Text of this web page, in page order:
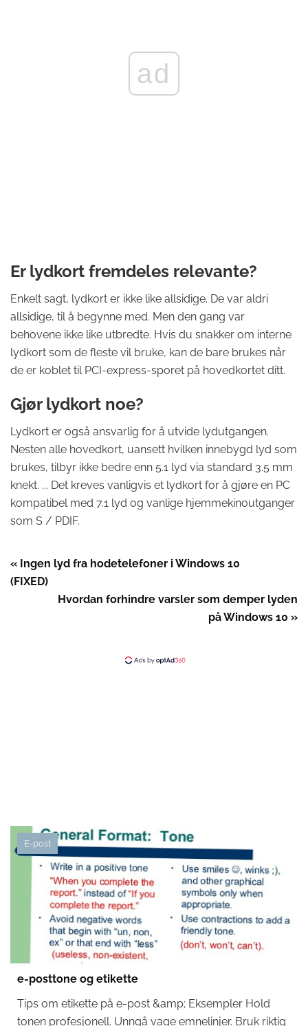
ad
Er lydkort fremdeles relevante?
Enkelt sagt, lydkort er ikke like allsidige. De var aldri
allsidige, til å begynne med. Men den gang var
behovene ikke like utbredte. Hvis du snakker om interne
lydkort som de fleste vil bruke, kan de bare brukes når
de er koblet til PCI-express-sporet på hovedkortet ditt.
Gjør lydkort noe?
Lydkort er også ansvarlig for å utvide lydutgangen.
Nesten alle hovedkort, uansett hvilken innebygd lyd som
brukes, tilbyr ikke bedre enn 5.1 lyd via standard 3.5 mm
knekt. ... Det kreves vanligvis et lydkort for å gjøre en PC
kompatibel med 7.1 lyd og vanlige hjemmekinoutganger
som S / PDIF.
« Ingen lyd fra hodetelefoner i Windows 10
(FIXED)
Hvordan forhindre varsler som demper lyden
på Windows 10 »
E-post
e-posttone og etikette
Tips om etikette på e-post &amp; Eksempler Hold
tonen profesjonell. Unngå vage emnelinjer. Bruk riktig